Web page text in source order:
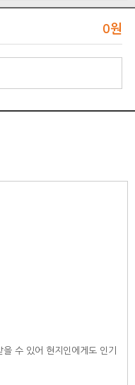
0원
수 있어 현지인에게도 인기